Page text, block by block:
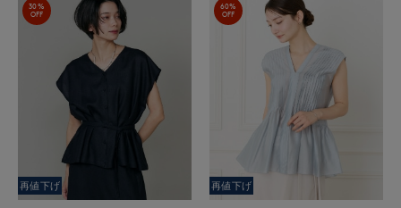
30%
OFF
再値下げ
60%
OFF
再値下げ